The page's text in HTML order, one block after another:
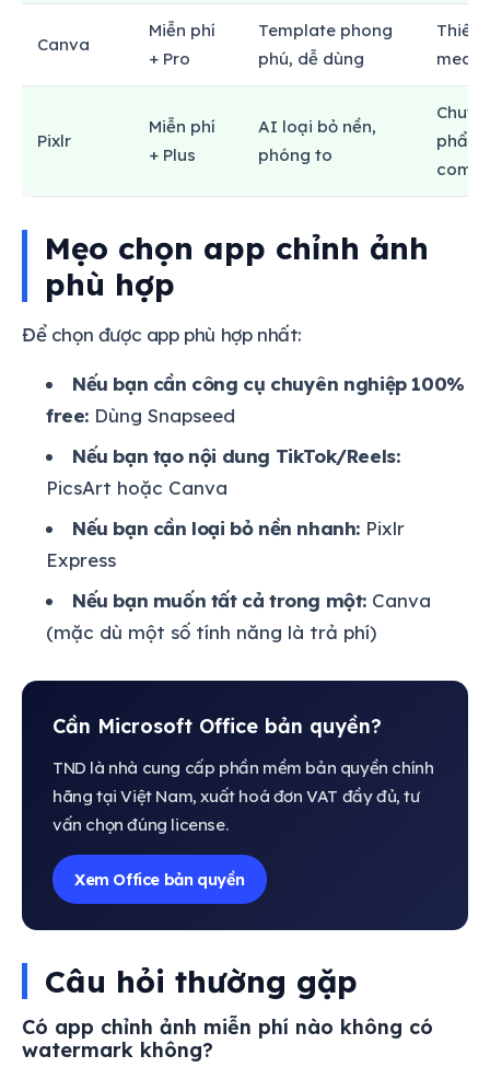
Canva
Miễn phí
+ Pro
Template phong
phú, dễ dùng
Thiết
Pixlr
Miễn phí
+ Plus
AI loại bỏ nền,
phóng to
phẩm
Mẹo chọn app chỉnh ảnh
phù hợp
Để chọn được app phù hợp nhất:
Nếu bạn cần công cụ chuyên nghiệp 100%
free: Dùng Snapseed
Nếu bạn tạo nội dung TikTok/Reels:
PicsArt hoặc Canva
Nếu bạn cần loại bỏ nền nhanh: Pixlr
Express
Nếu bạn muốn tất cả trong một: Canva
(mặc dù một số tính năng là trả phí)
Cần Microsoft Office bản quyền?
TND là nhà cung cấp phần mềm bản quyền chính
hãng tại Việt Nam, xuất hoá đơn VAT đầy đủ, tư
vấn chọn đúng license.
Xem Office bản quyền
Câu hỏi thường gặp
Có app chỉnh ảnh miễn phí nào không có
watermark không?